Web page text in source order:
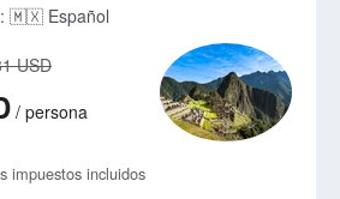
🇲🇽 Español
USD
/ persona
impuestos incluidos